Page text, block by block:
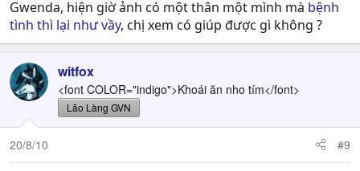
Gwenda, hiện giờ ảnh có một thân một mình mà bệnh
tình thì lại như vầy, chị xem có giúp được gì không ?
witfox
<font COLOR="indigo">Khoái ăn nho tím</font>
Lão Làng GVN
20/8/10 #9